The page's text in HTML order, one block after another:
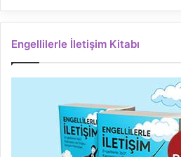
Engellilerle İletişim Kitabı